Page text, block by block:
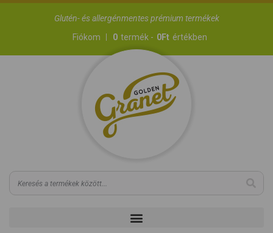
Glutén- és allergénmentes prémium termékek
Fiókom
0 termék - 0Ft értékben